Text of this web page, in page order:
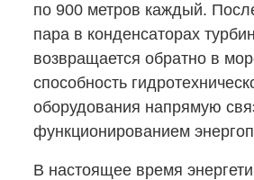
по 900 метров каждый.
пара в конденсаторах
возвращается обратно в
способность
оборудования напрямую
функционированием
В настоящее время